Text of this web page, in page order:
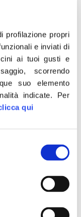
profilazione propri
e inviati di
ai tuoi gusti e
scorrendo
suo elemento
indicate. Per
qui
confronti della
che il governo
Musumeci sta
della Camera
Fratelli d’Italia
d’Italia non ha
pregiudizio sul
avanti insieme al
con l’elezione